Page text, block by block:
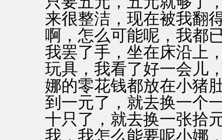
来很整洁，现在被我翻
啊，怎么可能呢，我都
我罢了手，坐在床沿上
玩具，我看了好一会儿
娜的零花钱都放在小猪
到一元了，就去换一个
十只了，就去换一张拾
我，我怎么能要呢小娜